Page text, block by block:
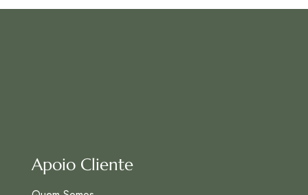
Apoio Cliente